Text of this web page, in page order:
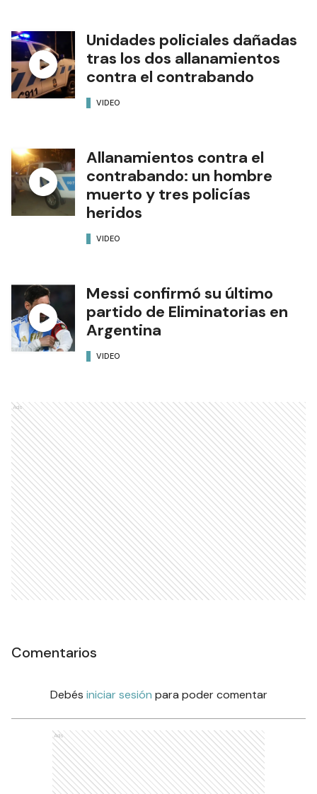
Unidades policiales dañadas
tras los dos allanamientos
contra el contrabando
VIDEO
Allanamientos contra el
contrabando: un hombre
muerto y tres policías
heridos
VIDEO
Messi confirmó su último
partido de Eliminatorias en
Argentina
VIDEO
Ads
Comentarios
Debés iniciar sesión para poder comentar
Ads